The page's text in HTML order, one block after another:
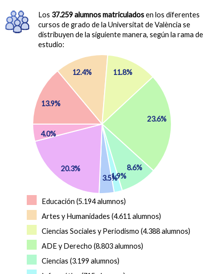
Los 37.259 alumnos matriculadosen los diferentes
cursos de grado de la Universitat de València se
distribuyen de la siguiente manera, según la rama de
estudio:
Educación (5.194 alumnos)
Artes y Humanidades (4.611 alumnos)
Ciencias Sociales y Periodismo (4.388 alumnos)
ADE y Derecho (8.803 alumnos)
Ciencias (3.199 alumnos)
13.9%
12.4% 11.8%
23.6%
8.6%
1.9%
3.5%
20.3%
4.0%